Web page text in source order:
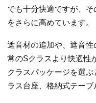
でも十分快適ですが、
をさらに高めています。
遮音材の追加や、遮音
常のSクラスより快適性
クラスパッケージを選
ラス台座、格納式テーブ